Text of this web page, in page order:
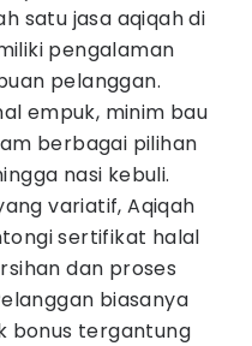
satu jasa aqiqah di
pengalaman
pelanggan.
empuk, minim bau
berbagai pilihan
nasi kebuli.
variatif, Aqiqah
sertifikat halal
dan proses
biasanya
bonus tergantung